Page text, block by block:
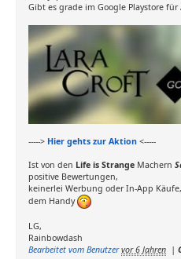
Gibt es grade im Google Playstore
-----> Hier gehts zur Aktion <-----
Ist von den Life is Strange Machern
positive Bewertungen,
keinerlei Werbung oder In-App
dem Handy
LG,
Rainbowdash
Bearbeitet vom Benutzer vor 6 Jahren |